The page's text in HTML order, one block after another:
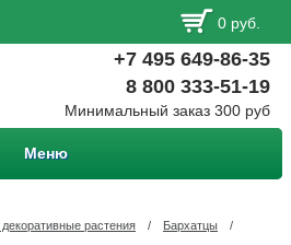
0 руб.
+7 495 649-86-35
8 800 333-51-19
Минимальный заказ 300 руб
Меню
растения / Бархатцы /